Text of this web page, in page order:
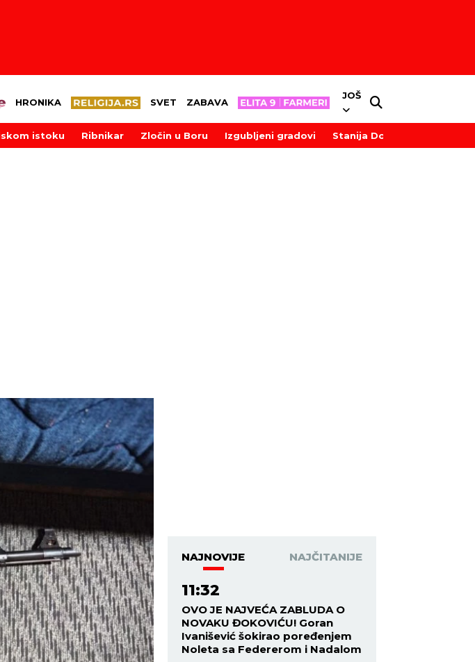
HRONIKA SVET ZABAVA
JOŠ
istoku Ribnikar Zločin u Boru Izgubljeni gradovi Stanija Dobrojević
NAJNOVIJE NAJČITANIJE
11:32
OVO JE NAJVEĆA ZABLUDA O
NOVAKU ĐOKOVIĆU! Goran
Ivanišević šokirao poređenjem
Noleta sa Federerom i Nadalom